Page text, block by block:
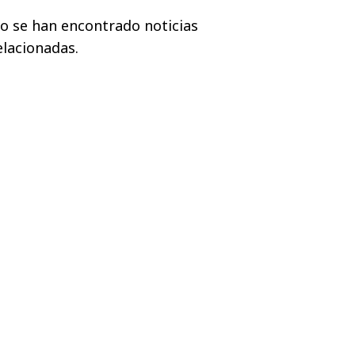
se han encontrado noticias